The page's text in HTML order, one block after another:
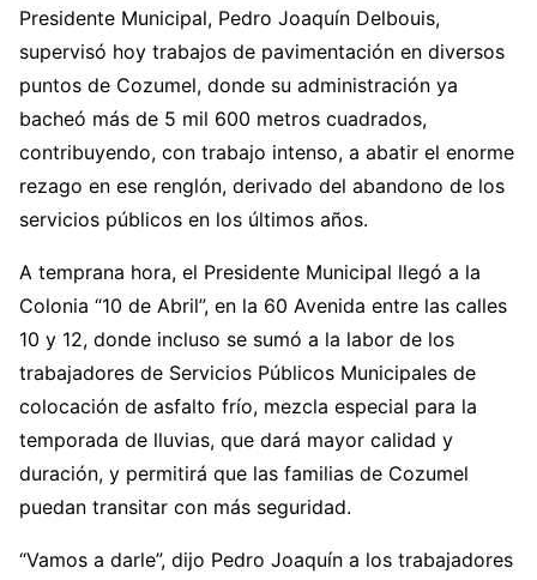
Presidente Municipal, Pedro Joaquín Delbouis,
supervisó hoy trabajos de pavimentación en diversos
puntos de Cozumel, donde su administración ya
bacheó más de 5 mil 600 metros cuadrados,
contribuyendo, con trabajo intenso, a abatir el enorme
rezago en ese renglón, derivado del abandono de los
servicios públicos en los últimos años.
A temprana hora, el Presidente Municipal llegó a la
Colonia “10 de Abril”, en la 60 Avenida entre las calles
10 y 12, donde incluso se sumó a la labor de los
trabajadores de Servicios Públicos Municipales de
colocación de asfalto frío, mezcla especial para la
temporada de lluvias, que dará mayor calidad y
duración, y permitirá que las familias de Cozumel
puedan transitar con más seguridad.
“Vamos a darle”, dijo Pedro Joaquín a los trabajadores